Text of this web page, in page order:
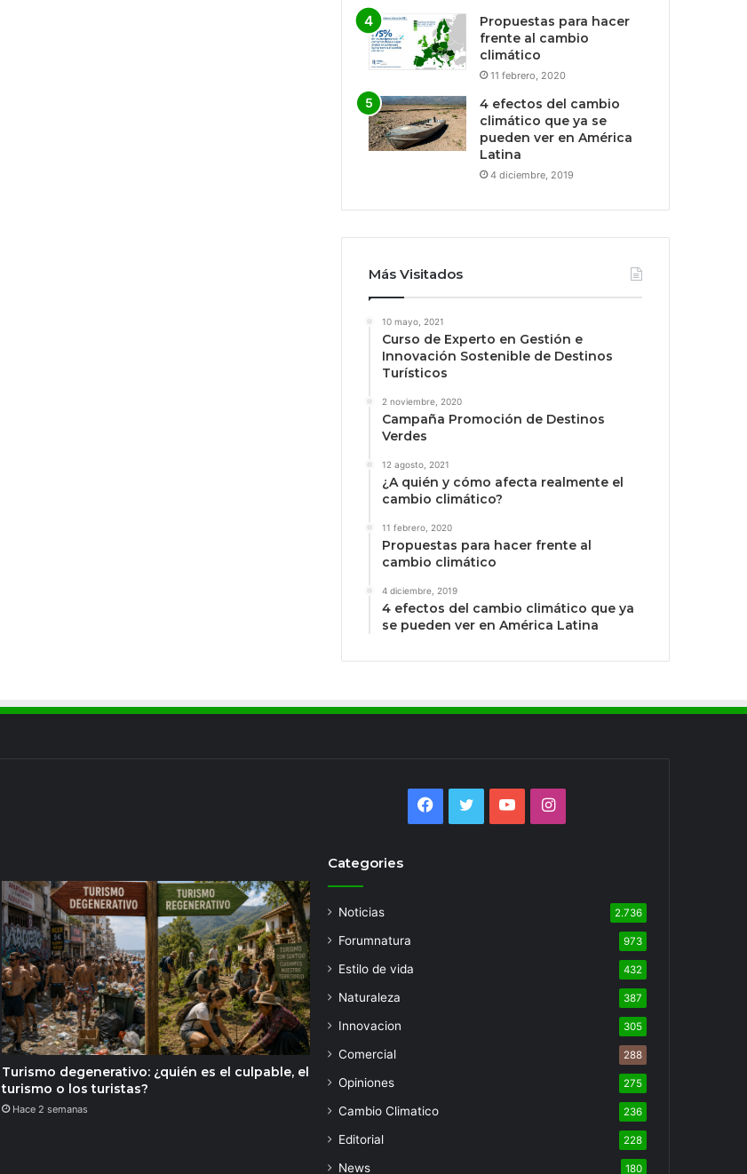
Propuestas para hacer
frente al cambio
climático
11 febrero, 2020
4 efectos del cambio
climático que ya se
pueden ver en América
Latina
4 diciembre, 2019
Más Visitados
10 mayo, 2021
Curso de Experto en Gestión e
Innovación Sostenible de Destinos
Turísticos
2 noviembre, 2020
Campaña Promoción de Destinos
Verdes
12 agosto, 2021
¿A quién y cómo afecta realmente el
cambio climático?
11 febrero, 2020
Propuestas para hacer frente al
cambio climático
4 diciembre, 2019
4 efectos del cambio climático que ya
se pueden ver en América Latina
Turismo degenerativo: ¿quién es el culpable, el
turismo o los turistas?
Hace 2 semanas
Facebook
TwitterYouTubeInstagram
Categories
Noticias 2.736
Forumnatura 973
Estilo de vida 432
Naturaleza 387
Innovacion 305
Comercial 288
Opiniones 275
Cambio Climatico 236
Editorial 228
News 180